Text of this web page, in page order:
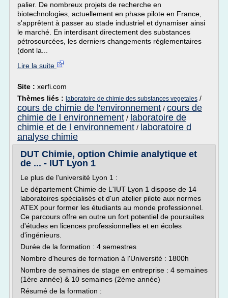
palier. De nombreux projets de recherche en
biotechnologies, actuellement en phase pilote en France,
s'apprêtent à passer au stade industriel et dynamiser ainsi
le marché. En interdisant directement des substances
pétrosourcées, les derniers changements réglementaires
(dont la...
Lire la suite
Site : xerfi.com
Thèmes liés : laboratoire de chimie des substances vegetales /
cours de chimie de l'environnement / cours de
chimie de l environnement / laboratoire de
chimie et de l environnement / laboratoire d
analyse chimie
DUT Chimie, option Chimie analytique et
de ... - IUT Lyon 1
Le plus de l'université Lyon 1 :
Le département Chimie de L'IUT Lyon 1 dispose de 14
laboratoires spécialisés et d'un atelier pilote aux normes
ATEX pour former les étudiants au monde professionnel.
Ce parcours offre en outre un fort potentiel de poursuites
d'études en licences professionnelles et en écoles
d'ingénieurs.
Durée de la formation : 4 semestres
Nombre d'heures de formation à l'Université : 1800h
Nombre de semaines de stage en entreprise : 4 semaines
(1ère année) & 10 semaines (2ème année)
Résumé de la formation :